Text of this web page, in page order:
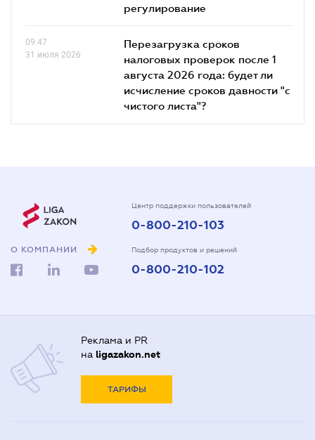
регулирование
09.47
31 июля 2026
Перезагрузка сроков
налоговых проверок после 1
августа 2026 года: будет ли
исчисление сроков давности "с
чистого листа"?
О КОМПАНИИ
Центр поддержки пользователей
0-800-210-103
Подбор продуктов и решений
0-800-210-102
Реклама и PR
на ligazakon.net
ТАРИФЫ